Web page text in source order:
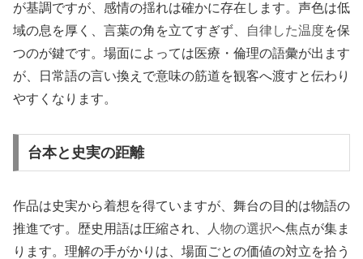
が基調ですが、感情の揺れは確かに存在します。声色は低
域の息を厚く、言葉の角を立てすぎず、
自律した温度を保
つのが鍵です。場面によっては医療・倫理の語彙が出ます
が、日常語の言い換えで意味の筋道を観客へ渡すと伝わり
やすくなります。
台本と史実の距離
作品は史実から着想を得ていますが、舞台の目的は物語の
推進です。歴史用語は圧縮され、
人物の選択へ焦点が集ま
ります。理解の手がかりは、場面ごとの価値の対立を拾う